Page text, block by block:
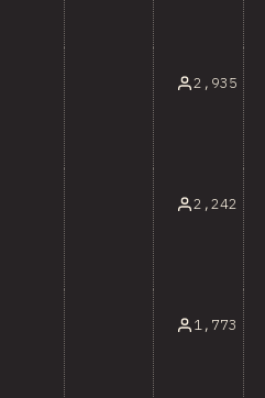
2,935
2,242
1,773